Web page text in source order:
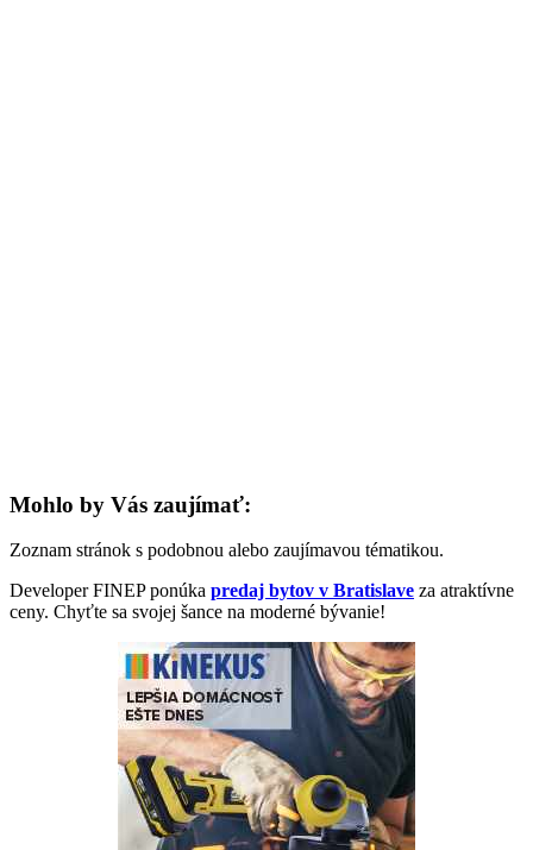
Mohlo by Vás zaujímať:
Zoznam stránok s podobnou alebo zaujímavou tématikou.
Developer FINEP ponúka predaj bytov v Bratislave za atraktívne
ceny. Chyťte sa svojej šance na moderné bývanie!